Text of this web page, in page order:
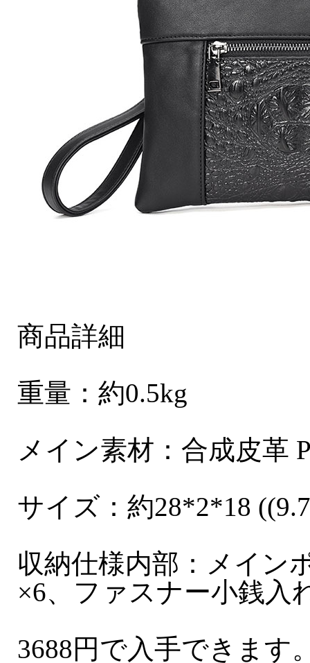
商品詳細
重量：約0.5kg
メイン素材：合成皮革
サイズ：約28*2*18
収納仕様内部：メイン
×6、ファスナー小銭入
3688円で入手できます